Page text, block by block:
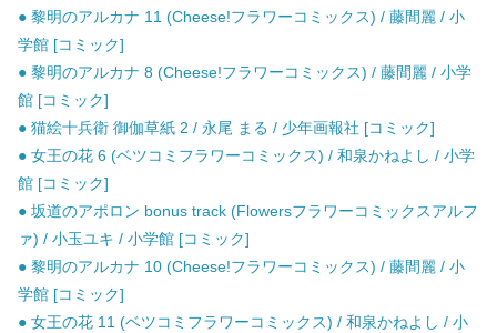
● 黎明のアルカナ 11 (Cheese!フラワーコミックス) / 藤間麗 / 小
学館 [コミック]
● 黎明のアルカナ 8 (Cheese!フラワーコミックス) / 藤間麗 / 小学
館 [コミック]
● 猫絵十兵衛 御伽草紙 2 / 永尾 まる / 少年画報社 [コミック]
● 女王の花 6 (ベツコミフラワーコミックス) / 和泉かねよし / 小学
館 [コミック]
● 坂道のアポロン bonus track (Flowersフラワーコミックスアルフ
ァ) / 小玉ユキ / 小学館 [コミック]
● 黎明のアルカナ 10 (Cheese!フラワーコミックス) / 藤間麗 / 小
学館 [コミック]
● 女王の花 11 (ベツコミフラワーコミックス) / 和泉かねよし / 小